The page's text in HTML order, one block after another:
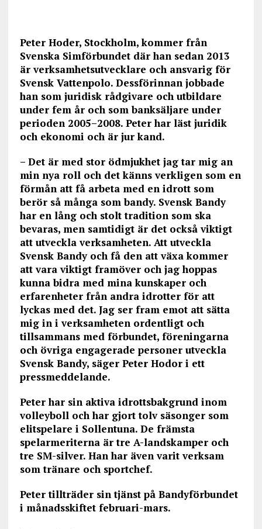
Peter Hoder, Stockholm, kommer från
Svenska Simförbundet där han sedan 2013
är verksamhetsutvecklare och ansvarig för
Svensk Vattenpolo. Dessförinnan jobbade
han som juridisk rådgivare och utbildare
under fem år och som banksäljare under
perioden 2005–2008. Peter har läst juridik
och ekonomi och är jur kand.
– Det är med stor ödmjukhet jag tar mig an
min nya roll och det känns verkligen som en
förmån att få arbeta med en idrott som
berör så många som bandy. Svensk Bandy
har en lång och stolt tradition som ska
bevaras, men samtidigt är det också viktigt
att utveckla verksamheten. Att utveckla
Svensk Bandy och få den att växa kommer
att vara viktigt framöver och jag hoppas
kunna bidra med mina kunskaper och
erfarenheter från andra idrotter för att
lyckas med det. Jag ser fram emot att sätta
mig in i verksamheten ordentligt och
tillsammans med förbundet, föreningarna
och övriga engagerade personer utveckla
Svensk Bandy, säger Peter Hodor i ett
pressmeddelande.
Peter har sin aktiva idrottsbakgrund inom
volleyboll och har gjort tolv säsonger som
elitspelare i Sollentuna. De främsta
spelarmeriterna är tre A-landskamper och
tre SM-silver. Han har även varit verksam
som tränare och sportchef.
Peter tillträder sin tjänst på Bandyförbundet
i månadsskiftet februari-mars.